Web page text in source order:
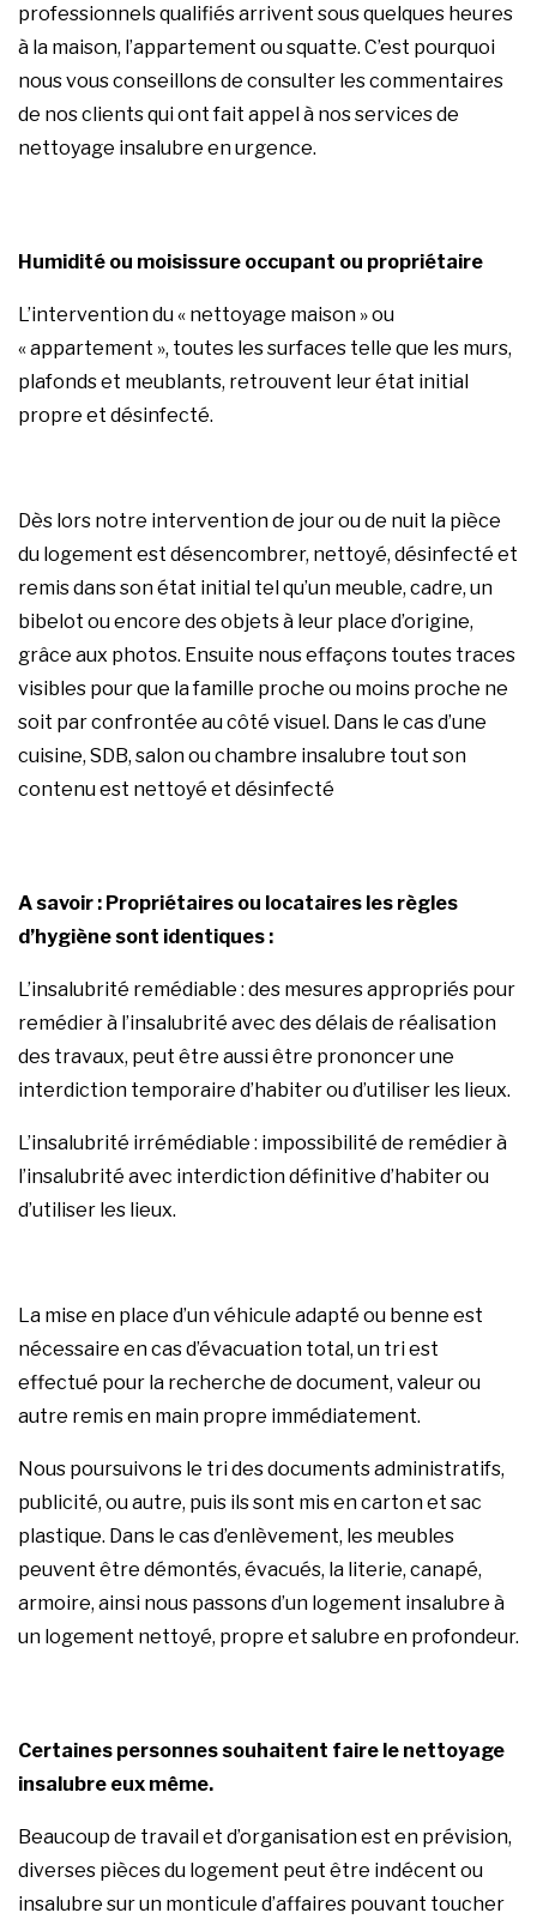
professionnels qualifiés arrivent sous quelques heures
à la maison, l’appartement ou squatte. C’est pourquoi
nous vous conseillons de consulter les commentaires
de nos clients qui ont fait appel à nos services de
nettoyage insalubre en urgence.
Humidité ou moisissure occupant ou propriétaire
L’intervention du « nettoyage maison » ou
« appartement », toutes les surfaces telle que les murs,
plafonds et meublants, retrouvent leur état initial
propre et désinfecté.
Dès lors notre intervention de jour ou de nuit la pièce
du logement est désencombrer, nettoyé, désinfecté et
remis dans son état initial tel qu’un meuble, cadre, un
bibelot ou encore des objets à leur place d’origine,
grâce aux photos. Ensuite nous effaçons toutes traces
visibles pour que la famille proche ou moins proche ne
soit par confrontée au côté visuel. Dans le cas d’une
cuisine, SDB, salon ou chambre insalubre tout son
contenu est nettoyé et désinfecté
A savoir : Propriétaires ou locataires les règles
d’hygiène sont identiques :
L’insalubrité remédiable : des mesures appropriés pour
remédier à l’insalubrité avec des délais de réalisation
des travaux, peut être aussi être prononcer une
interdiction temporaire d’habiter ou d’utiliser les lieux.
L’insalubrité irrémédiable : impossibilité de remédier à
l’insalubrité avec interdiction définitive d’habiter ou
d’utiliser les lieux.
La mise en place d’un véhicule adapté ou benne est
nécessaire en cas d’évacuation total, un tri est
effectué pour la recherche de document, valeur ou
autre remis en main propre immédiatement.
Nous poursuivons le tri des documents administratifs,
publicité, ou autre, puis ils sont mis en carton et sac
plastique. Dans le cas d’enlèvement, les meubles
peuvent être démontés, évacués, la literie, canapé,
armoire, ainsi nous passons d’un logement insalubre à
un logement nettoyé, propre et salubre en profondeur.
Certaines personnes souhaitent faire le nettoyage
insalubre eux même.
Beaucoup de travail et d’organisation est en prévision,
diverses pièces du logement peut être indécent ou
insalubre sur un monticule d’affaires pouvant toucher